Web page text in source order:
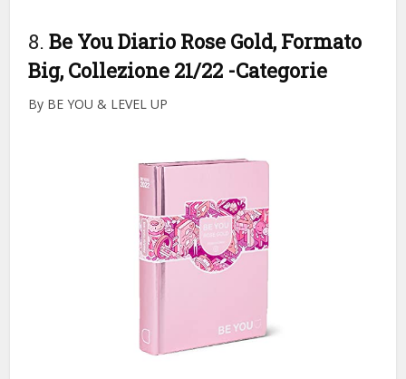
8.Be You Diario Rose Gold, Formato
Big, Collezione 21/22 -Categorie
By BE YOU & LEVEL UP